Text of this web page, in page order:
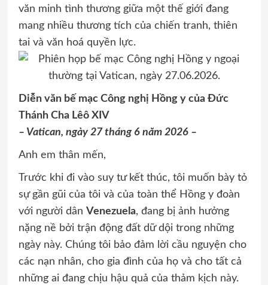
văn minh tình thương giữa một thế giới đang
mang nhiều thương tích của chiến tranh, thiên
tai và văn hoá quyền lực.
Diễn văn bế mạc Công nghị Hồng y của Đức
Thánh Cha Lêô XIV
– Vatican, ngày 27 tháng 6 năm 2026 –
Anh em thân mến,
Trước khi đi vào suy tư kết thúc, tôi muốn bày tỏ
sự gần gũi của tôi và của toàn thể Hồng y đoàn
với người dân Venezuela, đang bị ảnh hưởng
nặng nề bởi trận động đất dữ dội trong những
ngày này. Chúng tôi bảo đảm lời cầu nguyện cho
các nạn nhân, cho gia đình của họ và cho tất cả
những ai đang chịu hậu quả của thảm kịch này.